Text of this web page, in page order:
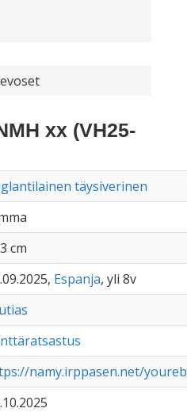
xx (VH25-
täysiverinen
cm
Espanja, yli 8v
namy.irppasen.net/